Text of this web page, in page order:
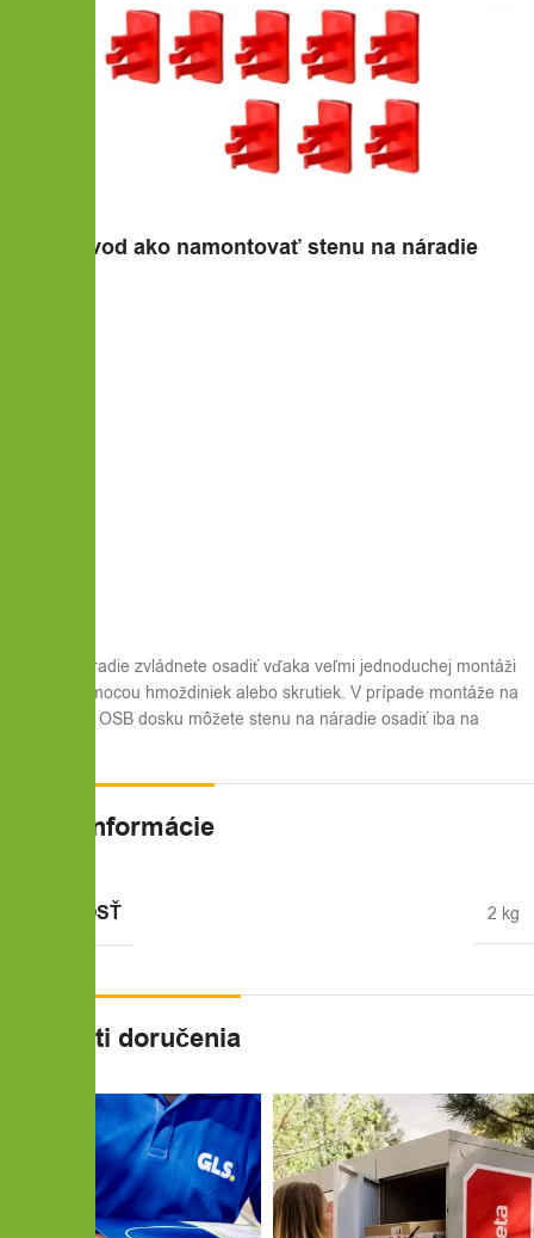
Video návod ako namontovať stenu na náradie
Stenu na náradie zvládnete osadiť vďaka veľmi jednoduchej montáži
na stenu pomocou hmoždiniek alebo skrutiek. V prípade montáže na
drevo, alebo OSB dosku môžete stenu na náradie osadiť iba na
Ďalšie informácie
HMOTNOSŤ 2 kg
Možnosti doručenia